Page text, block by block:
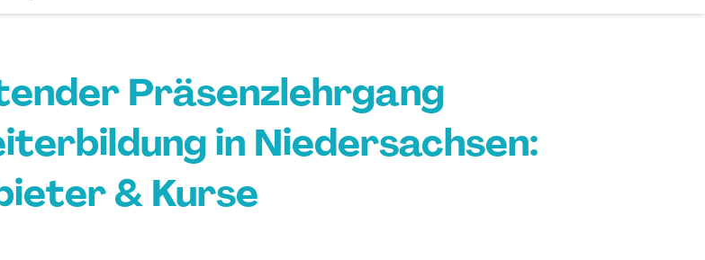
Präsenzlehrgang
in Niedersachsen:
& Kurse